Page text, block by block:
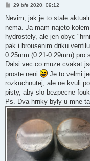
P
í
p
ě
e
k
29 bře 2020, 09:12
Nevim, jak je to stale
nema. Ja mam najeto
hydrostely, ale jen obyc
pak i brousenim driku
0.25mm (0.21-0.29mm) pro
Dalsi vec co muze cvakat
proste neni
Je to velmi
rozkuchnutej, ale ne kvuli
pisty, aby slo bezpecne
Ps. Dva hrnky byly u mne